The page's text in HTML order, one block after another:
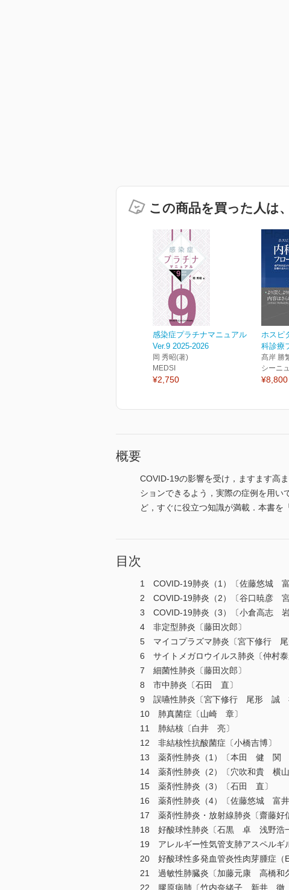
この商品を買った人は
感染症プラチナマニュアル
Ver.9 2025-2026
岡 秀昭(著)
MEDSI
¥2,750
ホスピ
科診療
髙岸 勝
シーニュ
¥8,800
概要
COVID-19の影響を受け，ますます高
ションできるよう，実際の症例を用い
ど，すぐに役立つ知識が満載．本書を
目次
1 COVID-19肺炎（1）〔佐藤悠城 富
2 COVID-19肺炎（2）〔谷口暁彦 宮
3 COVID-19肺炎（3）〔小倉高志 岩
4 非定型肺炎〔藤田次郎〕
5 マイコプラズマ肺炎〔宮下修行
6 サイトメガロウイルス肺炎〔仲村
7 細菌性肺炎〔藤田次郎〕
8 市中肺炎〔石田 直〕
9 誤嚥性肺炎〔宮下修行 尾形 誠
10 肺真菌症〔山崎 章〕
11 肺結核〔白井 亮〕
12 非結核性抗酸菌症〔小橋吉博〕
13 薬剤性肺炎（1）〔本田 健 関
14 薬剤性肺炎（2）〔穴吹和貴 横山
15 薬剤性肺炎（3）〔石田 直〕
16 薬剤性肺炎（4）〔佐藤悠城 富井
17 薬剤性肺炎・放射線肺炎〔齋藤好
18 好酸球性肺炎〔石黒 卓 浅野浩一
19 アレルギー性気管支肺アスペルギ
20 好酸球性多発血管炎性肉芽腫症（
21 過敏性肺臓炎〔加藤元康 高橋和
22 膠原病肺〔竹内奈緒子 新井 徹